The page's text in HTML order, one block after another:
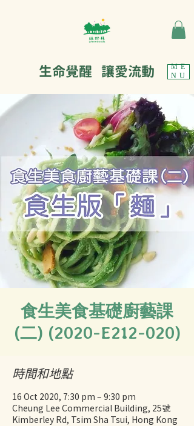
ME
NU
生命覺醒 讓愛流動
食生美食基礎廚藝課
(二) (2020-E212-020)
時間和地點
16 Oct 2020, 7:30 pm – 9:30 pm
Cheung Lee Commercial Building, 25號
Kimberley Rd, Tsim Sha Tsui, Hong Kong